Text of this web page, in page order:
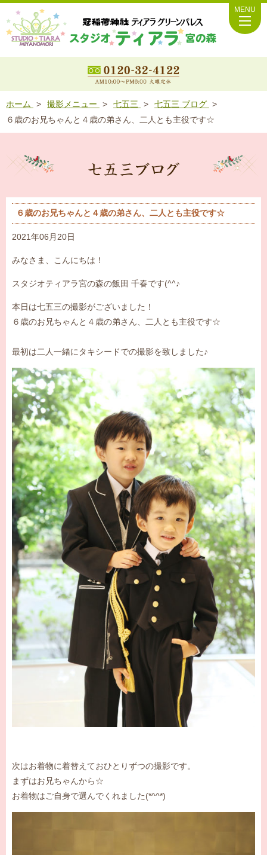
MENU
ホーム 撮影メニュー 七五三
七五三 ブログ
６歳のお兄ちゃんと４歳の弟さん、二人とも主役です☆
６歳のお兄ちゃんと４歳の弟さん、二人とも主役です☆
2021年06月20日
みなさま、こんにちは！
スタジオティアラ宮の森の飯田 千春です(^^♪
本日は七五三の撮影がございました！
６歳のお兄ちゃんと４歳の弟さん、二人とも主役です☆
最初は二人一緒にタキシードでの撮影を致しました♪
次はお着物に着替えておひとりずつの撮影です。
まずはお兄ちゃんから☆
お着物はご自身で選んでくれました(*^^*)